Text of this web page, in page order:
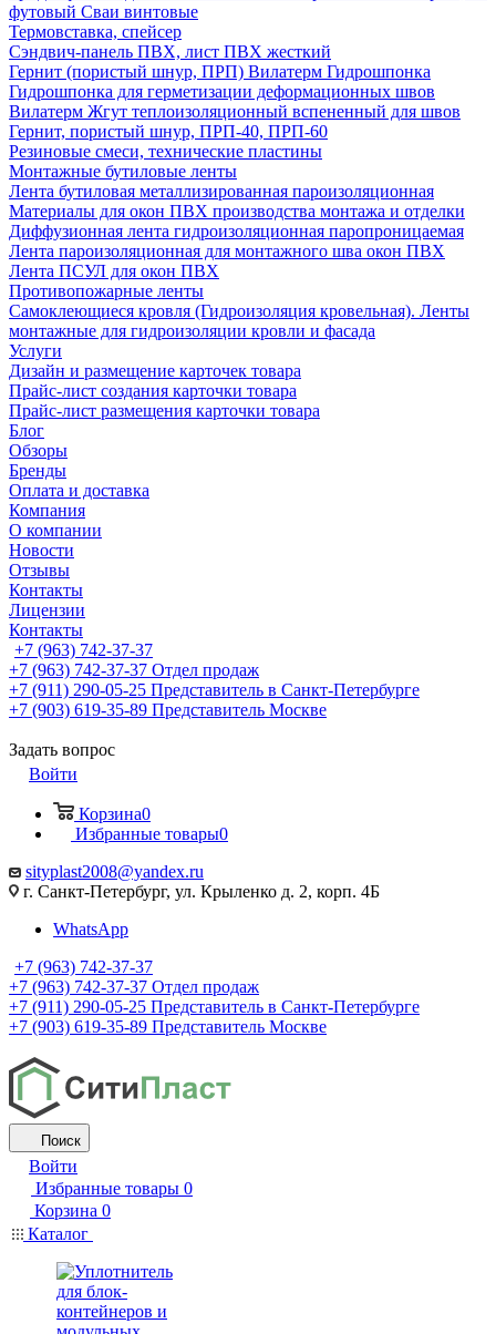
футовый Сваи винтовые
Термовставка, спейсер
Сэндвич-панель ПВХ, лист ПВХ жесткий
Гернит (пористый шнур, ПРП) Вилатерм Гидрошпонка
Гидрошпонка для герметизации деформационных швов
Вилатерм Жгут теплоизоляционный вспененный для швов
Гернит, пористый шнур, ПРП-40, ПРП-60
Резиновые смеси, технические пластины
Монтажные бутиловые ленты
Лента бутиловая металлизированная пароизоляционная
Материалы для окон ПВХ производства монтажа и отделки
Диффузионная лента гидроизоляционная паропроницаемая
Лента пароизоляционная для монтажного шва окон ПВХ
Лента ПСУЛ для окон ПВХ
Противопожарные ленты
Самоклеющиеся кровля (Гидроизоляция кровельная). Ленты
монтажные для гидроизоляции кровли и фасада
Услуги
Дизайн и размещение карточек товара
Прайс-лист создания карточки товара
Прайс-лист размещения карточки товара
Блог
Обзоры
Бренды
Оплата и доставка
Компания
О компании
Новости
Отзывы
Контакты
Лицензии
Контакты
+7 (963) 742-37-37
+7 (963) 742-37-37 Отдел продаж
+7 (911) 290-05-25 Представитель в Санкт-Петербурге
+7 (903) 619-35-89 Представитель Москве
Задать вопрос
Войти
Корзина0
Избранные товары0
sityplast2008@yandex.ru
г. Санкт-Петербург, ул. Крыленко д. 2, корп. 4Б
WhatsApp
+7 (963) 742-37-37
+7 (963) 742-37-37 Отдел продаж
+7 (911) 290-05-25 Представитель в Санкт-Петербурге
+7 (903) 619-35-89 Представитель Москве
Поиск
Войти
Избранные товары 0
Корзина 0
Каталог